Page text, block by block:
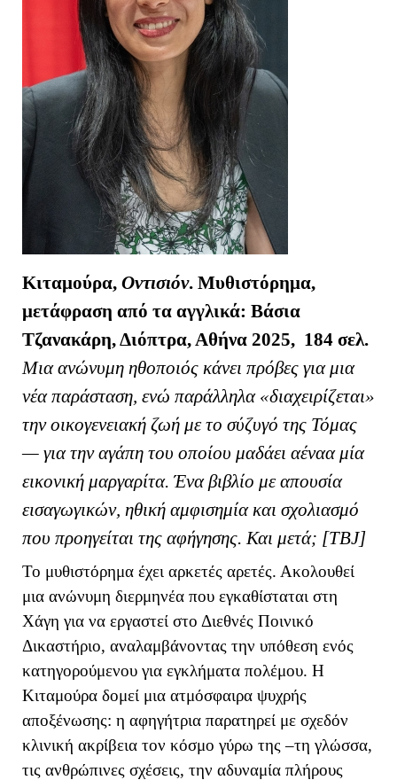
Κιταμούρα, Οντισιόν. Μυθιστόρημα,
μετάφραση από τα αγγλικά: Βάσια
Τζανακάρη, Διόπτρα, Αθήνα 2025, 184 σελ.
Μια ανώνυμη ηθοποιός κάνει πρόβες για μια
νέα παράσταση, ενώ παράλληλα «διαχειρίζεται»
την οικογενειακή ζωή με το σύζυγό της Τόμας
— για την αγάπη του οποίου μαδάει αέναα μία
εικονική μαργαρίτα. Ένα βιβλίο με απουσία
εισαγωγικών, ηθική αμφισημία και σχολιασμό
που προηγείται της αφήγησης. Και μετά; [ΤΒJ]
Το μυθιστόρημα έχει αρκετές αρετές. Ακολουθεί
μια ανώνυμη διερμηνέα που εγκαθίσταται στη
Χάγη για να εργαστεί στο Διεθνές Ποινικό
Δικαστήριο, αναλαμβάνοντας την υπόθεση ενός
κατηγορούμενου για εγκλήματα πολέμου. Η
Κιταμούρα δομεί μια ατμόσφαιρα ψυχρής
αποξένωσης: η αφηγήτρια παρατηρεί με σχεδόν
κλινική ακρίβεια τον κόσμο γύρω της –τη γλώσσα,
τις ανθρώπινες σχέσεις, την αδυναμία πλήρους